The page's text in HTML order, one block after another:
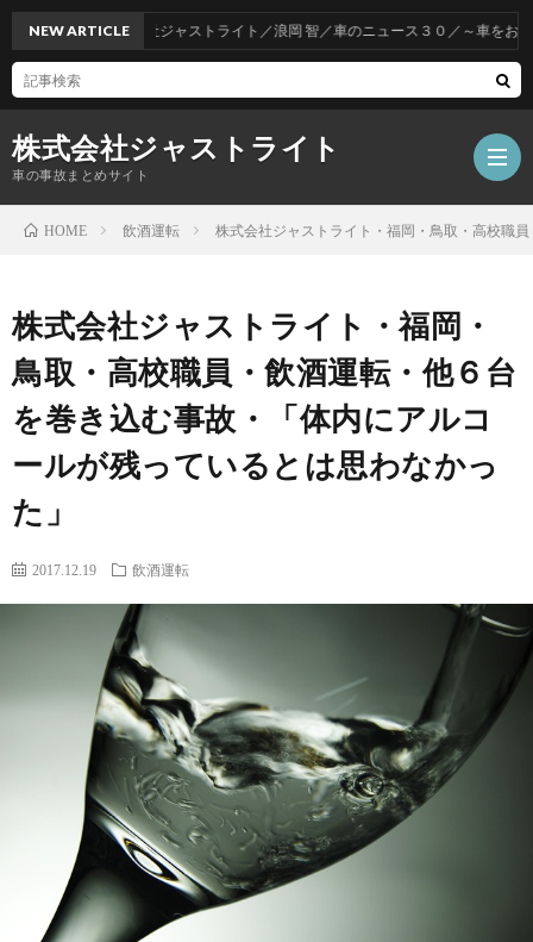
株式会社ジャストライト
車の事故まとめサイト
転
NEW ARTICLE
株式会社ジャストライト／浪岡 智／車のニュース３０／～車をお得に購
HOME 飲酒運転 株式会社ジャストライト・福岡・鳥取・高校職
株式会社ジャストライト・福岡・
鳥取・高校職員・飲酒運転・他６台
を巻き込む事故・「体内にアルコ
ールが残っているとは思わなかっ
た」
2017.12.19 飲酒運転